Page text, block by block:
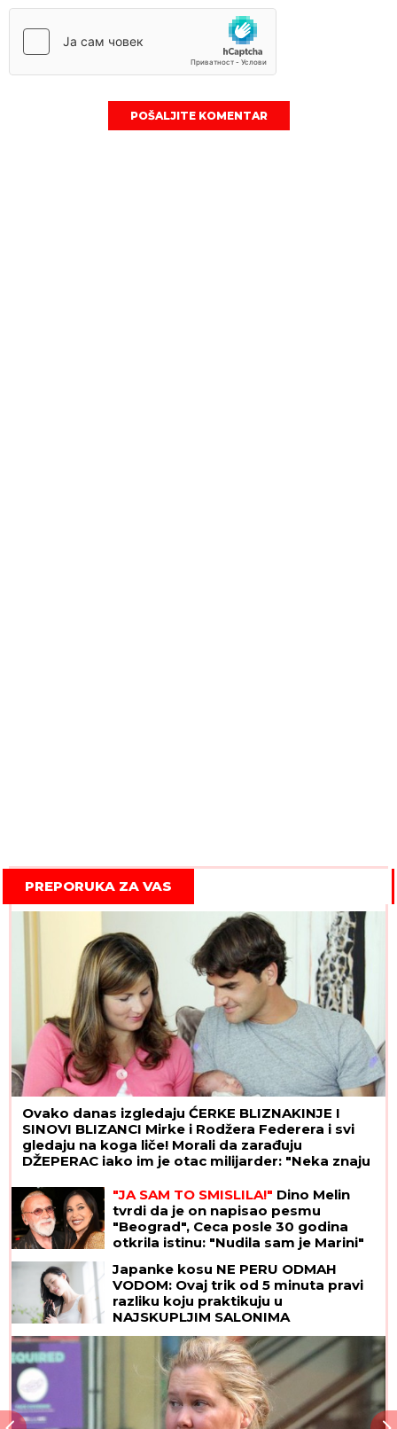
POŠALJITE KOMENTAR
PREPORUKA ZA VAS
Ovako danas izgledaju ĆERKE BLIZNAKINJE I
SINOVI BLIZANCI Mirke i Rodžera Federera i svi
gledaju na koga liče! Morali da zarađuju
DŽEPERAC iako im je otac milijarder: "Neka znaju
"JA SAM TO SMISLILA!" Dino Melin
tvrdi da je on napisao pesmu
"Beograd", Ceca posle 30 godina
otkrila istinu: "Nudila sam je Marini"
Japanke kosu NE PERU ODMAH
VODOM: Ovaj trik od 5 minuta pravi
razliku koju praktikuju u
NAJSKUPLJIM SALONIMA